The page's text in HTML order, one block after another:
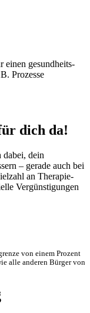
einen gesundheits­
Prozesse
dich da!
dabei, dein
– gerade auch bei
an Therapie-
Vergünstigungen
von einem Prozent
alle anderen Bürger von